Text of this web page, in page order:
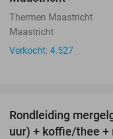
Thermen Maastricht
Maastricht
Verkocht: 4.527
Rondleiding
uur) + koffie/thee +